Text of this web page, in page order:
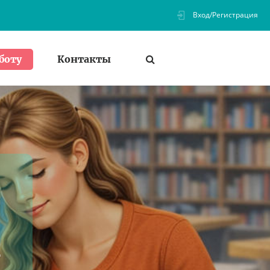
Вход/Регистрация
Контакты